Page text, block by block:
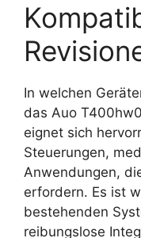
In welchen
das Auo
eignet sich
Steuerungen,
Anwendungen,
erfordern. Es ist
bestehenden
reibungslose